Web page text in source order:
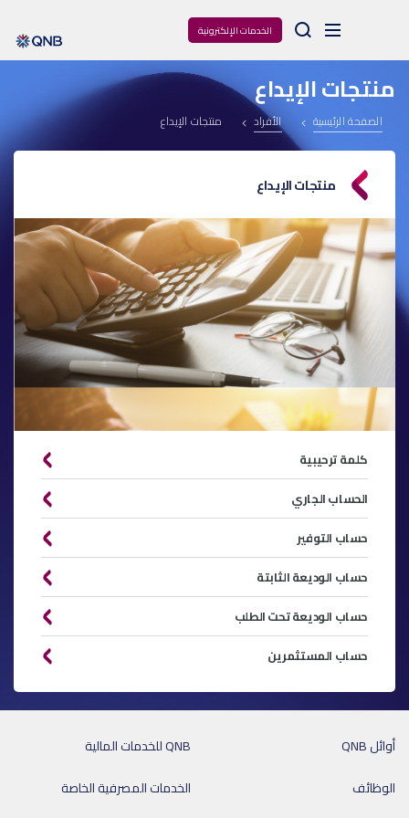
الخدمات الإلكترونية Arama
منتجات الإيداع
الصفحة الرئيسية الأفراد منتجات الإيداع
منتجات الإيداع
كلمة ترحيبية
الحساب الجاري
حساب التوفير
حساب الوديعة الثابتة
حساب الوديعة تحت الطلب
حساب المستثمرين
QNB للخدمات المالية
أوائل QNB
الخدمات المصرفية الخاصة
الوظائف